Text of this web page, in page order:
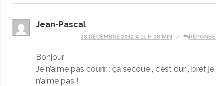
Jean-Pascal
28 DÉCEMBRE 2012 À 11 H 08 MIN RÉPONSE
Bonjour
Je n’aime pas courir : ça secoue , c’est dur , bref je
n’aime pas !